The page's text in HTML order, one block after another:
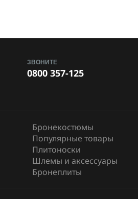
ЗВОНИТЕ
0800 357-125
Бронекостюмы
Популярные товары
Плитоноски
Шлемы и аксессуары
Бронеплиты